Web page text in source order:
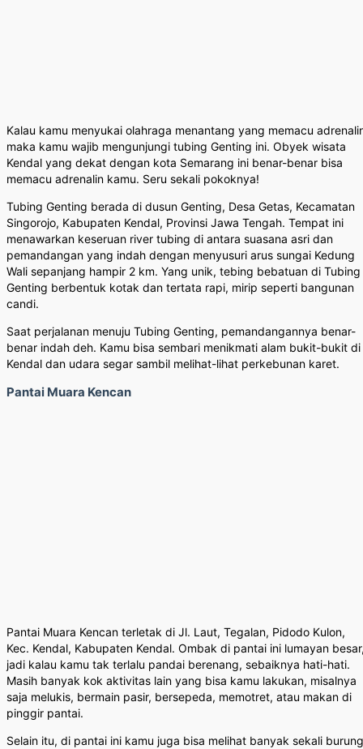
Kalau kamu menyukai olahraga menantang yang memacu
maka kamu wajib mengunjungi tubing Genting ini. Obyek wisata
Kendal yang dekat dengan kota Semarang ini benar-benar bisa
memacu adrenalin kamu. Seru sekali pokoknya!
Tubing Genting berada di dusun Genting, Desa Getas, Kecamatan
Singorojo, Kabupaten Kendal, Provinsi Jawa Tengah. Tempat ini
menawarkan keseruan river tubing di antara suasana asri dan
pemandangan yang indah dengan menyusuri arus sungai Kedung
Wali sepanjang hampir 2 km. Yang unik, tebing bebatuan di Tubing
Genting berbentuk kotak dan tertata rapi, mirip seperti bangunan
candi.
Saat perjalanan menuju Tubing Genting, pemandangannya benar-
benar indah deh. Kamu bisa sembari menikmati alam bukit-bukit di
Kendal dan udara segar sambil melihat-lihat perkebunan karet.
Pantai Muara Kencan
Pantai Muara Kencan terletak di Jl. Laut, Tegalan, Pidodo Kulon,
Kec. Kendal, Kabupaten Kendal. Ombak di pantai ini lumayan
jadi kalau kamu tak terlalu pandai berenang, sebaiknya hati-hati.
Masih banyak kok aktivitas lain yang bisa kamu lakukan, misalnya
saja melukis, bermain pasir, bersepeda, memotret, atau makan di
pinggir pantai.
Selain itu, di pantai ini kamu juga bisa melihat banyak sekali burung